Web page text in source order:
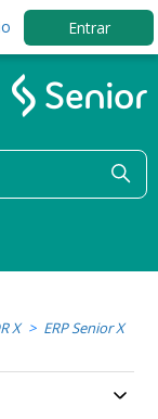
Entrar
X ERP Senior X